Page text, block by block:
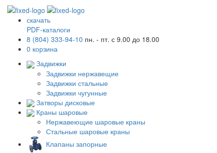
скачать
PDF-каталоги
8 (804) 333-94-10 пн. - пт. с 9.00 до 18.00
0 корзина
Задвижки
Задвижки нержавещие
Задвижки стальные
Задвижки чугунные
Затворы дисковые
Краны шаровые
Нержавеющие шаровые краны
Стальные шаровые краны
Клапаны запорные